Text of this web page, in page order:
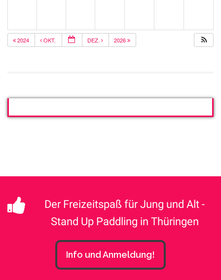
2024 OKT. DEZ. 2026
Der Freizeitspaß für Jung und Alt -
Stand Up Paddling in Thüringen
Info und Anmeldung!